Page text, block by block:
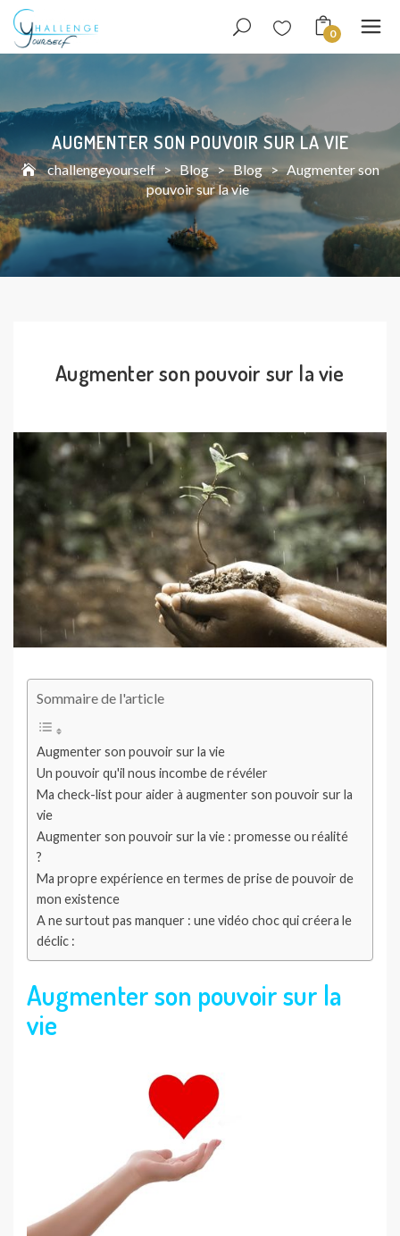
0
AUGMENTER SON POUVOIR SUR LA VIE
challengeyourself > Blog > Blog > Augmenter son
pouvoir sur la vie
Augmenter son pouvoir sur la vie
Sommaire de l'article
Augmenter son pouvoir sur la vie
Un pouvoir qu'il nous incombe de révéler
Ma check-list pour aider à augmenter son pouvoir sur la
vie
Augmenter son pouvoir sur la vie : promesse ou réalité
?
Ma propre expérience en termes de prise de pouvoir de
mon existence
A ne surtout pas manquer : une vidéo choc qui créera le
déclic :
Augmenter son pouvoir sur la
vie